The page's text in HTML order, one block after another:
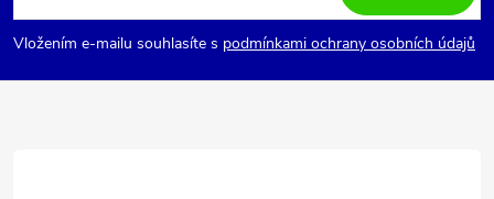
p
a
Vložením e-mailu souhlasíte s podmínkami ochrany osobních údajů